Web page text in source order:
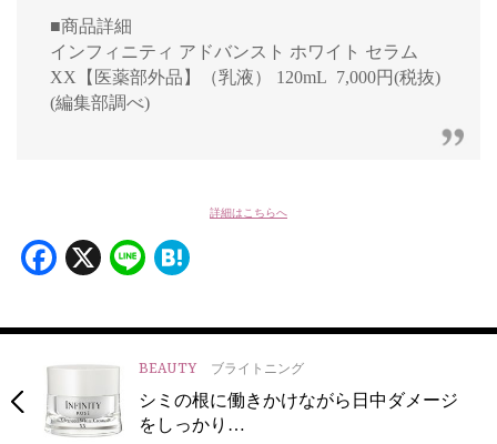
■商品詳細
インフィニティ アドバンスト ホワイト セラム
XX【医薬部外品】（乳液） 120mL 7,000円(税抜)
(編集部調べ)
詳細はこちらへ
Facebook
X Line
BEAUTY ブライトニング
シミの根に働きかけながら日中ダメージ
をしっかり…